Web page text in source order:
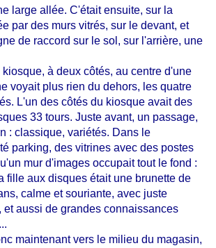
large allée. C'était ensuite, sur la
par des murs vitrés, sur le devant, et
de raccord sur le sol, sur l'arrière, une
à deux côtés, au centre d'une
voyait plus rien du dehors, les quatre
L'un des côtés du kiosque avait des
33 tours. Juste avant, un passage,
: classique, variétés. Dans le
parking, des vitrines avec des postes
mur d'images occupait tout le fond :
fille aux disques était une brunette de
calme et souriante, avec juste
et aussi de grandes connaissances
maintenant vers le milieu du magasin,